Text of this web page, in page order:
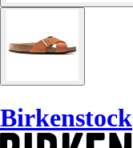
Birkenstock